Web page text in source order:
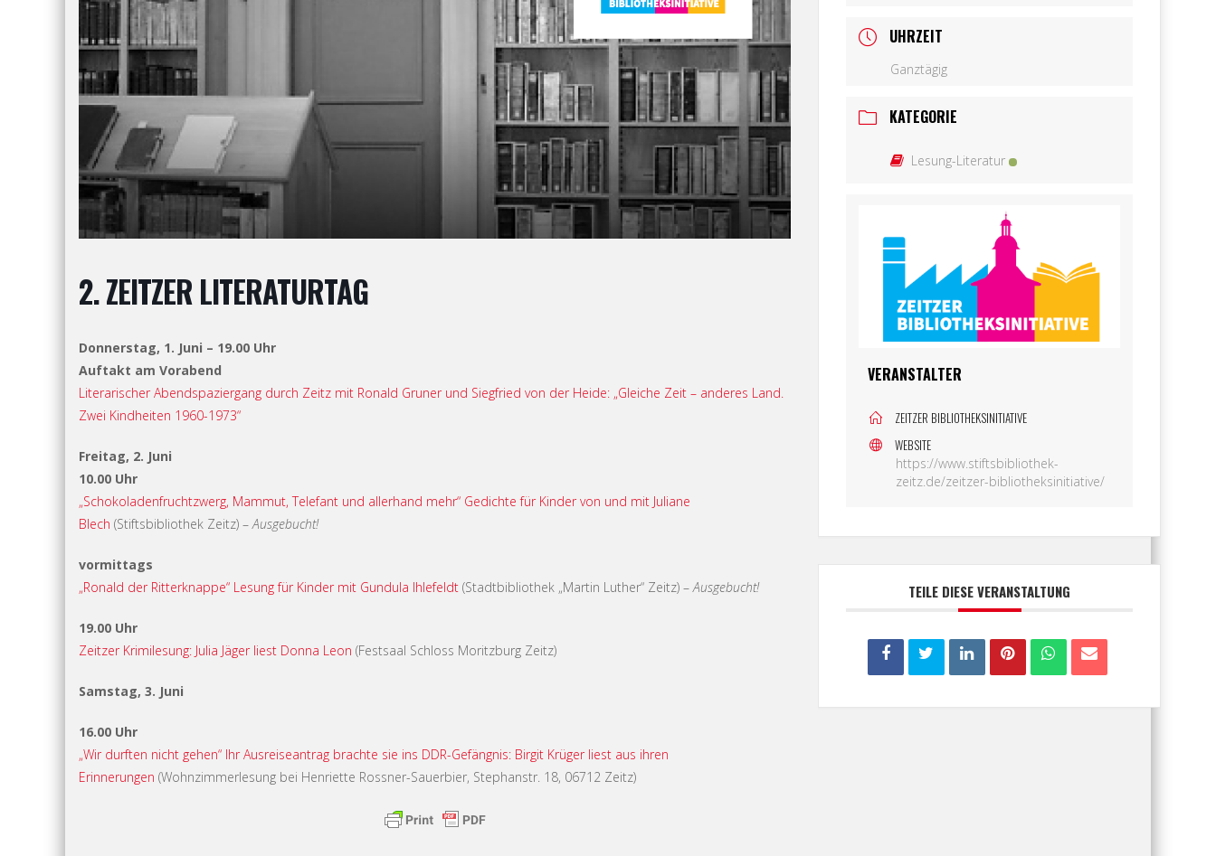
2. ZEITZER LITERATURTAG
Donnerstag, 1. Juni – 19.00 Uhr
Auftakt am Vorabend
Literarischer Abendspaziergang durch Zeitz mit Ronald Gruner und Siegfried von der Heide: „Gleiche Zeit – anderes Land.
Zwei Kindheiten 1960-1973“
Freitag, 2. Juni
10.00 Uhr
„Schokoladenfruchtzwerg, Mammut, Telefant und allerhand mehr“ Gedichte für Kinder von und mit Juliane
Blech (Stiftsbibliothek Zeitz) – Ausgebucht!
vormittags
„Ronald der Ritterknappe“ Lesung für Kinder mit Gundula Ihlefeldt (Stadtbibliothek „Martin Luther“ Zeitz) – Ausgebucht!
19.00 Uhr
Zeitzer Krimilesung: Julia Jäger liest Donna Leon (Festsaal Schloss Moritzburg Zeitz)
Samstag, 3. Juni
16.00 Uhr
„Wir durften nicht gehen“ Ihr Ausreiseantrag brachte sie ins DDR-Gefängnis: Birgit Krüger liest aus ihren
Erinnerungen (Wohnzimmerlesung bei Henriette Rossner-Sauerbier, Stephanstr. 18, 06712 Zeitz)
UHRZEIT
Ganztägig
KATEGORIE
Lesung-Literatur
VERANSTALTER
ZEITZER BIBLIOTHEKSINITIATIVE
WEBSITE
https://www.stiftsbibliothek-
zeitz.de/zeitzer-bibliotheksinitiative/
TEILE DIESE VERANSTALTUNG